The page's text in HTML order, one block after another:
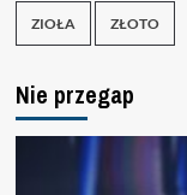
ZIOŁA ZŁOTO
Nie przegap